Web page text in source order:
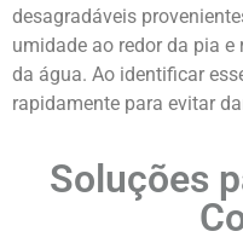
desagradáveis
umidade ao redor da pia
da água. Ao identificar
rapidamente para evitar
Soluções